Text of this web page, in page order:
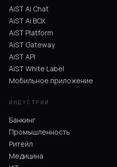
AiST Ai Chat
AiST Ai BOX
AiST Platform
AiST Gateway
AiST API
AiST White Label
Мобильное приложение
ИНДУСТРИИ
Банкинг
Промышленность
Ритейл
Медицина